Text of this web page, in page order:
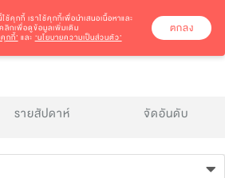
รายสัปดาห์ จัดอันดับ
ใช้คุกกี้ เราใช้คุกกี้เพื่อนำเสนอเนื้อหาและ
ลิกเพื่อดูข้อมูลเพิ่มเติม
กกี้’ และ ‘นโยบายความเป็นส่วนตัว’
ตกลง